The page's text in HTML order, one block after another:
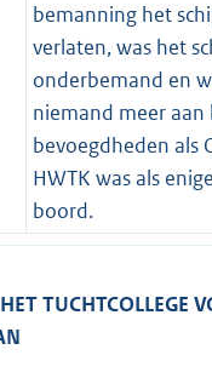
bemanning het
verlaten, was het
onderbemand en
niemand meer
bevoegdheden als
HWTK was als
boord.
TUCHTCOLLEGE